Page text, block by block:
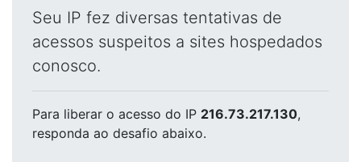
Seu IP fez diversas tentativas de
acessos suspeitos a sites hospedados
conosco.
Para liberar o acesso do IP 216.73.217.130,
responda ao desafio abaixo.